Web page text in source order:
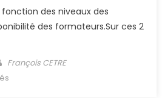
des niveaux des
des formateurs.Sur ces 2
Author
François CETRE